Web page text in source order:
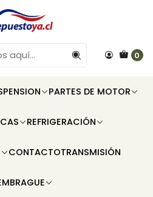
0
PARTES DE MOTOR
REFRIGERACIÓN
CONTACTOTRANSMISIÓN